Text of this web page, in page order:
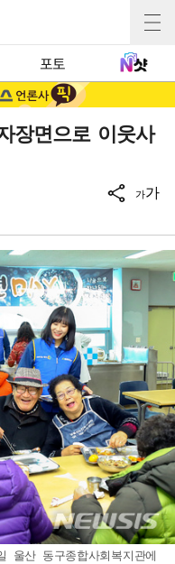
포토
장면으로 이웃사
가가
울산 동구종합사회복지관에